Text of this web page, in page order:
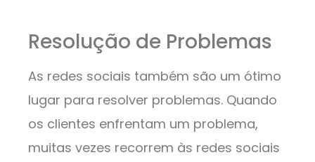
Resolução de Problemas
As redes sociais também são um ótimo
lugar para resolver problemas. Quando
os clientes enfrentam um problema,
muitas vezes recorrem às redes sociais